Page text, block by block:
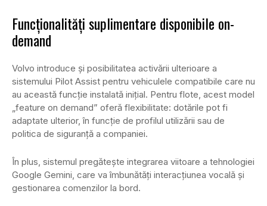
Funcționalități suplimentare disponibile on-
demand
Volvo introduce și posibilitatea activării ulterioare a
sistemului Pilot Assist pentru vehiculele compatibile care nu
au această funcție instalată inițial. Pentru flote, acest model
„feature on demand” oferă flexibilitate: dotările pot fi
adaptate ulterior, în funcție de profilul utilizării sau de
politica de siguranță a companiei.
În plus, sistemul pregătește integrarea viitoare a tehnologiei
Google Gemini, care va îmbunătăți interacțiunea vocală și
gestionarea comenzilor la bord.